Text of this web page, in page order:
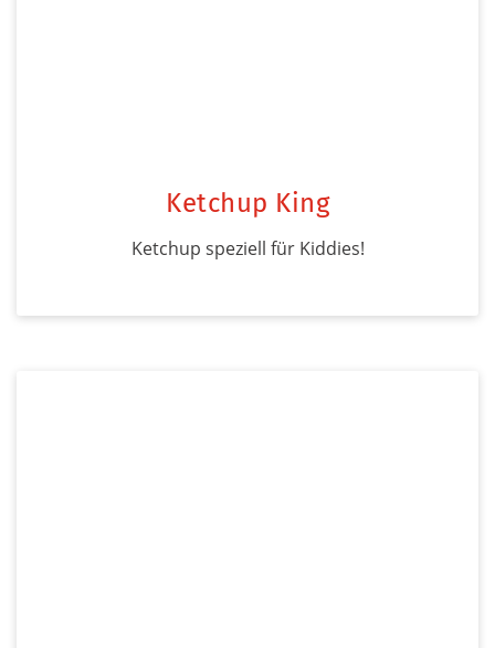
Ketchup King
Ketchup speziell für Kiddies!